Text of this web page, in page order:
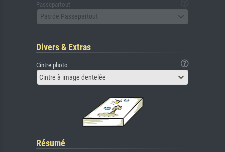
Passepartout
Pas de Passepartout
Divers & Extras
Cintre photo
Cintre à image dentelée
Résumé